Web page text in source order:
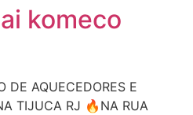
komeco
DE AQUECEDORES E
TIJUCA RJ 🔥NA RUA